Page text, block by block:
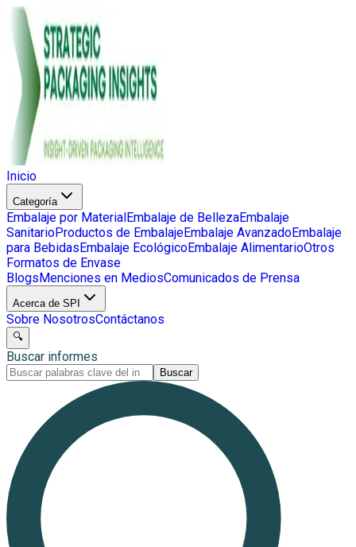
Inicio
Categoría
Embalaje por MaterialEmbalaje de BellezaEmbalaje
SanitarioProductos de EmbalajeEmbalaje AvanzadoEmbalaje
para BebidasEmbalaje EcológicoEmbalaje AlimentarioOtros
Formatos de Envase
BlogsMenciones en MediosComunicados de Prensa
Acerca de SPI
Sobre NosotrosContáctanos
🔍
Buscar informes
Buscar